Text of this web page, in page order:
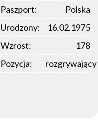
Paszport:
Polska
Urodzony:
16.02.1975
Wzrost:
178
Pozycja:
rozgrywający